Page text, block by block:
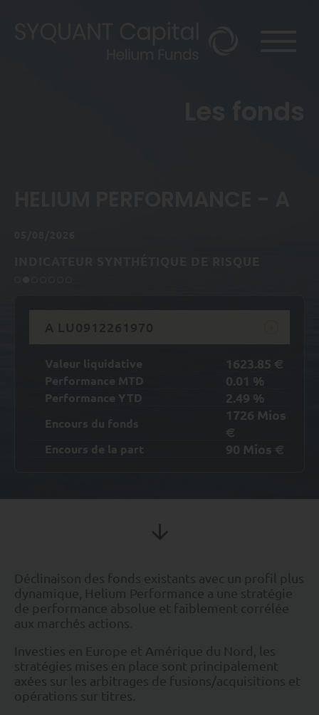
A LU0912261970
Valeur liquidative 1623.85 €
Performance MTD 0.01 %
Performance YTD 2.49 %
Encours du fonds
1726 Mios
€
Encours de la part 90 Mios €
Déclinaison des fonds existants avec un profil plus
dynamique, Helium Performance a une stratégie
de performance absolue et faiblement corrélée
aux marchés actions.
Investies en Europe et Amérique du Nord, les
stratégies mises en place sont principalement
axées sur les arbitrages de fusions/acquisitions et
opérations sur titres.